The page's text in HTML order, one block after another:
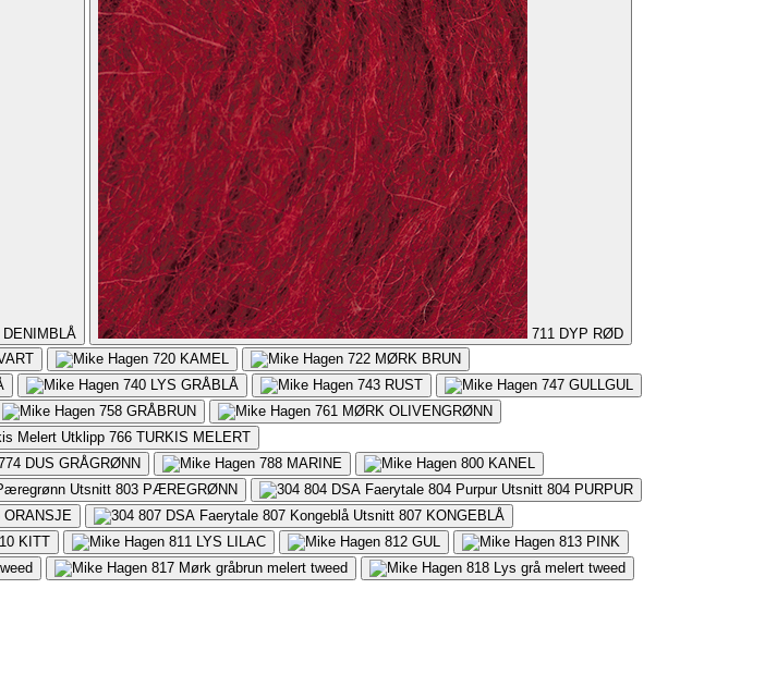
DENIMBLÅ 711 DYP RØD
720 KAMEL 722 MØRK BRUN
740 LYS GRÅBLÅ 743 RUST 747 GULLGUL
758 GRÅBRUN 761 MØRK OLIVENGRØNN
766 TURKIS MELERT
DUS GRÅGRØNN 788 MARINE 800 KANEL
803 PÆREGRØNN 804 PURPUR
ORANSJE 807 KONGEBLÅ
KITT 811 LYS LILAC 812 GUL 813 PINK
817 Mørk gråbrun melert tweed 818 Lys grå melert tweed